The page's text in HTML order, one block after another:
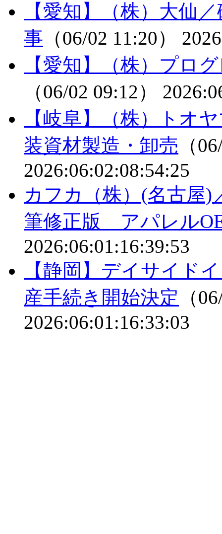
【愛知】（株）大仙
事 （06/02 11:20）
【愛知】（株）プロ
（06/02 09:12）
【岐阜】（株）トオ
装資材製造・卸売 （
2026:06:02:08:54:25
カフカ（株）(名古屋
筆修正版 アパレル
2026:06:01:16:39:53
【静岡】デイサイド
産手続き開始決定 （
2026:06:01:16:33:03